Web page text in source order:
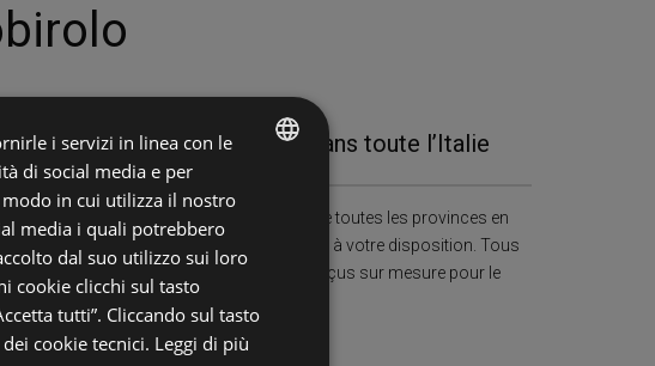
Présents dans toute l’Italie
Couverture complète de toutes les provinces en
Italie avec un technicien à votre disposition. Tous
nos escaliers sont conçus sur mesure pour le
i servizi in linea con le
di social media e per
in cui utilizza il nostro
media i quali potrebbero
dal suo utilizzo sui loro
cookie clicchi sul tasto
tutti”. Cliccando sul tasto
cookie tecnici. Leggi di più